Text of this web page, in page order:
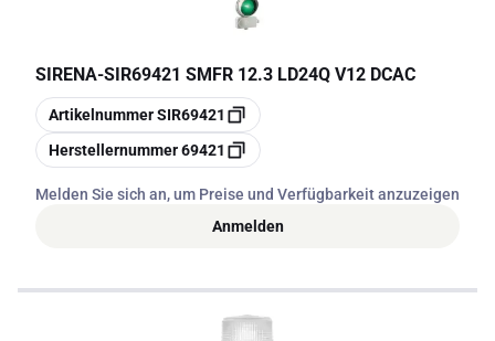
SIRENA-SIR69421 SMFR 12.3 LD24Q V12 DCAC
Kopieren
ArtikelnummerSIR69421
Kopieren
Herstellernummer69421
Melden Sie sich an, um Preise und Verfügbarkeit anzuzeigen
Anmelden